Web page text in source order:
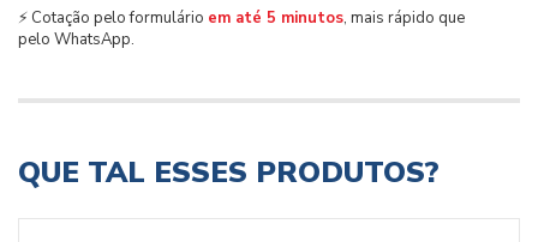
⚡ Cotação pelo formulário em até 5 minutos, mais rápido que
pelo WhatsApp.
QUE TAL ESSES PRODUTOS?